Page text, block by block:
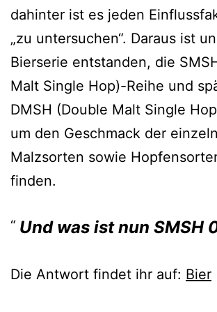
dahinter ist es jeden
„zu untersuchen“. Daraus ist
Bierserie entstanden, die
Malt Single Hop)-Reihe und
DMSH (Double Malt Single
um den Geschmack der
Malzsorten sowie
finden.
Und was ist nun SMSH
Die Antwort findet ihr auf: Bier